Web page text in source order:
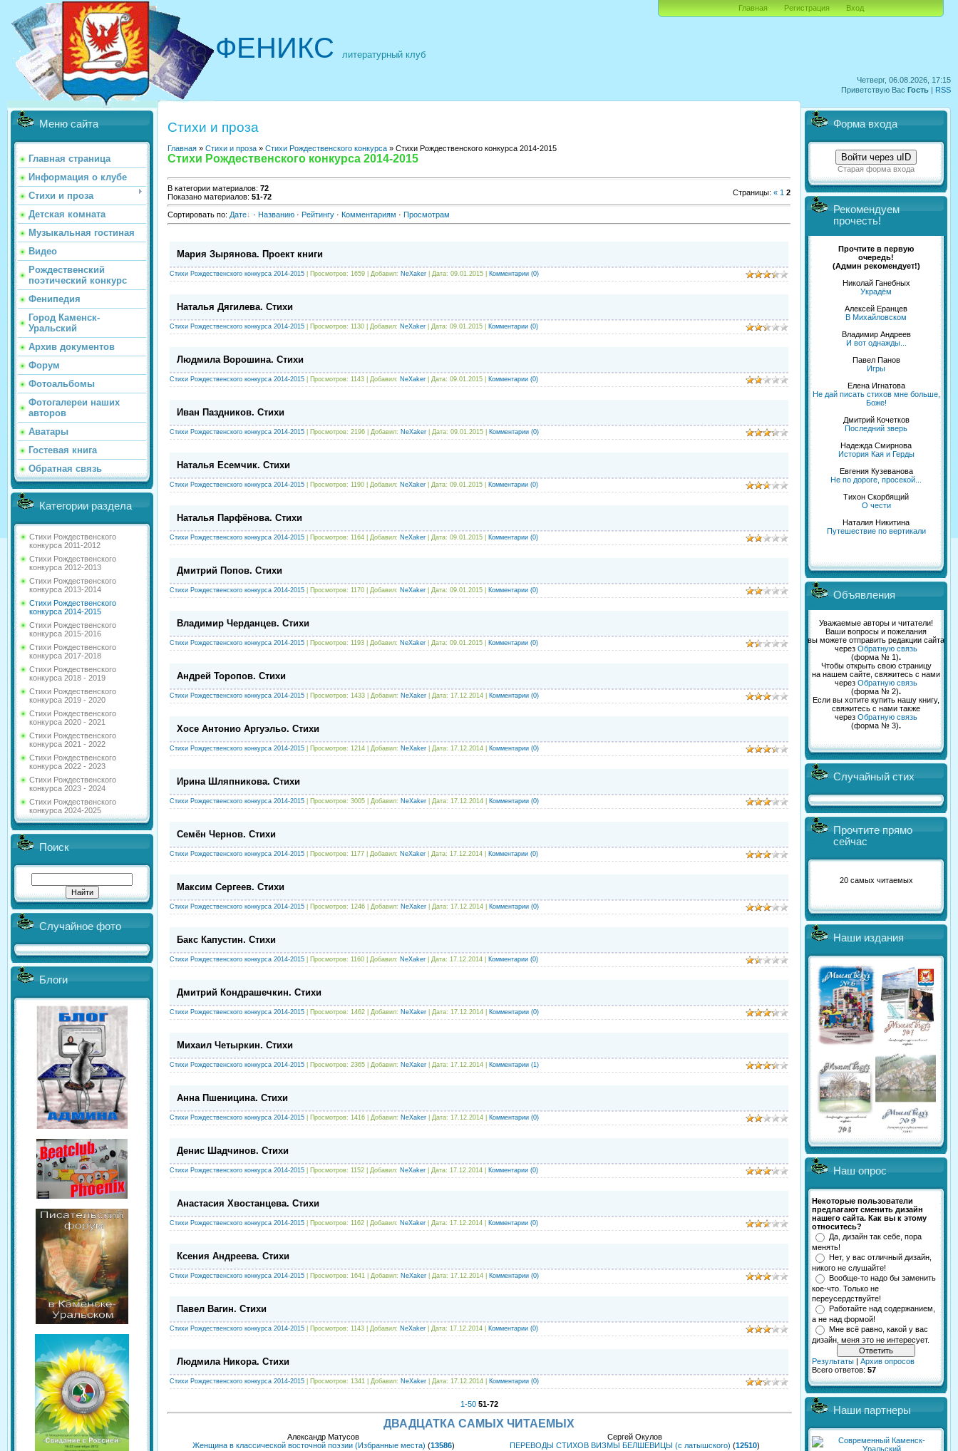
Четверг, 06.08.2026, 17:15
Приветствую Вас Гость | RSS
ФЕНИКС литературный клуб
Главная Регистрация Вход
Меню сайта
Главная страница
Информация о клубе
Стихи и проза
Детская комната
Музыкальная гостиная
Видео
Рождественский
поэтический конкурс
Фенипедия
Город Каменск-
Уральский
Архив документов
Форум
Фотоальбомы
Фотогалереи наших
авторов
Аватары
Гостевая книга
Обратная связь
Категории раздела
Стихи Рождественского
конкурса 2011-2012
Стихи Рождественского
конкурса 2012-2013
Стихи Рождественского
конкурса 2013-2014
Стихи Рождественского
конкурса 2014-2015
Стихи Рождественского
конкурса 2015-2016
Стихи Рождественского
конкурса 2017-2018
Стихи Рождественского
конкурса 2018 - 2019
Стихи Рождественского
конкурса 2019 - 2020
Стихи Рождественского
конкурса 2020 - 2021
Стихи Рождественского
конкурса 2021 - 2022
Стихи Рождественского
конкурса 2022 - 2023
Стихи Рождественского
конкурса 2023 - 2024
Стихи Рождественского
конкурса 2024-2025
Поиск
Случайное фото
Блоги
Стихи и проза
Главная » Стихи и проза » Стихи Рождественского конкурса » Стихи Рождественского конкурса 2014-2015
Стихи Рождественского конкурса 2014-2015
В категории материалов: 72
Показано материалов: 51-72 Страницы: « 1 2
Сортировать по: Дате · Названию · Рейтингу · Комментариям · Просмотрам
Мария Зырянова. Проект книги
Стихи Рождественского конкурса 2014-2015 | Просмотров: 1659 | Добавил: NeXaker | Дата: 09.01.2015 Комментарии (0)
Наталья Дягилева. Стихи
Стихи Рождественского конкурса 2014-2015 | Просмотров: 1130 | Добавил: NeXaker | Дата: 09.01.2015 Комментарии (0)
Людмила Ворошина. Стихи
Стихи Рождественского конкурса 2014-2015 | Просмотров: 1143 | Добавил: NeXaker | Дата: 09.01.2015 Комментарии (0)
Иван Паздников. Стихи
Стихи Рождественского конкурса 2014-2015 | Просмотров: 2196 | Добавил: NeXaker | Дата: 09.01.2015 Комментарии (0)
Наталья Есемчик. Стихи
Стихи Рождественского конкурса 2014-2015 | Просмотров: 1190 | Добавил: NeXaker | Дата: 09.01.2015 Комментарии (0)
Наталья Парфёнова. Стихи
Стихи Рождественского конкурса 2014-2015 | Просмотров: 1164 | Добавил: NeXaker | Дата: 09.01.2015 Комментарии (0)
Дмитрий Попов. Стихи
Стихи Рождественского конкурса 2014-2015 | Просмотров: 1170 | Добавил: NeXaker | Дата: 09.01.2015 Комментарии (0)
Владимир Черданцев. Стихи
Стихи Рождественского конкурса 2014-2015 | Просмотров: 1193 | Добавил: NeXaker | Дата: 09.01.2015 Комментарии (0)
Андрей Торопов. Стихи
Стихи Рождественского конкурса 2014-2015 | Просмотров: 1433 | Добавил: NeXaker | Дата: 17.12.2014 Комментарии (0)
Хосе Антонио Аргуэльо. Стихи
Стихи Рождественского конкурса 2014-2015 | Просмотров: 1214 | Добавил: NeXaker | Дата: 17.12.2014 Комментарии (0)
Ирина Шляпникова. Стихи
Стихи Рождественского конкурса 2014-2015 | Просмотров: 3005 | Добавил: NeXaker | Дата: 17.12.2014 Комментарии (0)
Семён Чернов. Стихи
Стихи Рождественского конкурса 2014-2015 | Просмотров: 1177 | Добавил: NeXaker | Дата: 17.12.2014 Комментарии (0)
Максим Сергеев. Стихи
Стихи Рождественского конкурса 2014-2015 | Просмотров: 1246 | Добавил: NeXaker | Дата: 17.12.2014 Комментарии (0)
Бакс Капустин. Стихи
Стихи Рождественского конкурса 2014-2015 | Просмотров: 1160 | Добавил: NeXaker | Дата: 17.12.2014 Комментарии (0)
Дмитрий Кондрашечкин. Стихи
Стихи Рождественского конкурса 2014-2015 | Просмотров: 1462 | Добавил: NeXaker | Дата: 17.12.2014 Комментарии (0)
Михаил Четыркин. Стихи
Стихи Рождественского конкурса 2014-2015 | Просмотров: 2365 | Добавил: NeXaker | Дата: 17.12.2014 Комментарии (1)
Анна Пшеницина. Стихи
Стихи Рождественского конкурса 2014-2015 | Просмотров: 1416 | Добавил: NeXaker | Дата: 17.12.2014 Комментарии (0)
Денис Шадчинов. Стихи
Стихи Рождественского конкурса 2014-2015 | Просмотров: 1152 | Добавил: NeXaker | Дата: 17.12.2014 Комментарии (0)
Анастасия Хвостанцева. Стихи
Стихи Рождественского конкурса 2014-2015 | Просмотров: 1162 | Добавил: NeXaker | Дата: 17.12.2014 Комментарии (0)
Ксения Андреева. Стихи
Стихи Рождественского конкурса 2014-2015 | Просмотров: 1641 | Добавил: NeXaker | Дата: 17.12.2014 Комментарии (0)
Павел Вагин. Стихи
Стихи Рождественского конкурса 2014-2015 | Просмотров: 1143 | Добавил: NeXaker | Дата: 17.12.2014 Комментарии (0)
Людмила Никора. Стихи
Стихи Рождественского конкурса 2014-2015 | Просмотров: 1341 | Добавил: NeXaker | Дата: 17.12.2014 Комментарии (0)
1-50 51-72
ДВАДЦАТКА САМЫХ ЧИТАЕМЫХ
Александр Матусов
Женщина в классической восточной поэзии (Избранные места) (13586)
Сергей Окулов
ПЕРЕВОДЫ СТИХОВ ВИЗМЫ БЕЛШЕВИЦЫ (с латышского) (12510)
Форма входа
Войти через uID
Старая форма входа
Рекомендуем
прочесть!
Прочтите в первую
очередь!
(Админ рекомендует!)
Николай Ганебных
Украдём
Алексей Еранцев
В Михайловском
Владимир Андреев
И вот однажды...
Павел Панов
Игры
Елена Игнатова
Не дай писать стихов мне больше,
Боже!
Дмитрий Кочетков
Последний зверь
Надежда Смирнова
История Кая и Герды
Евгения Кузеванова
Не по дороге, просекой...
Тихон Скорбящий
О чести
Наталия Никитина
Путешествие по вертикали
Объявления
Уважаемые авторы и читатели!
Ваши вопросы и пожелания
вы можете отправить редакции сайта
через Обратную связь
(форма № 1).
Чтобы открыть свою страницу
на нашем сайте, свяжитесь с нами
через Обратную связь
(форма № 2).
Если вы хотите купить нашу книгу,
свяжитесь с нами также
через Обратную связь
(форма № 3).
Случайный стих
Прочтите прямо
сейчас
20 самых читаемых
Наши издания
Наш опрос
Некоторые пользователи
предлагают сменить дизайн
нашего сайта. Как вы к этому
относитесь?
Да, дизайн так себе, пора
менять!
Нет, у вас отличный дизайн,
никого не слушайте!
Вообще-то надо бы заменить
кое-что. Только не
переусердствуйте!
Работайте над содержанием,
а не над формой!
Мне всё равно, какой у вас
дизайн, меня это не интересует.
Результаты | Архив опросов
Всего ответов: 57
Наши партнеры